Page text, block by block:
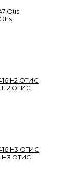
H2 ОТИС
H3 ОТИС